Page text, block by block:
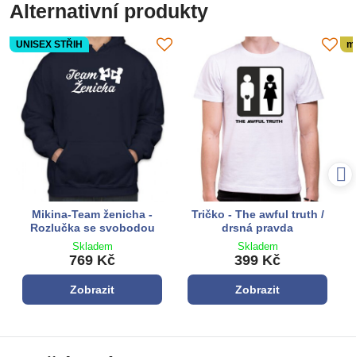
Alternativní produkty
UNISEX STŘIH
Mikina-Team ženicha -
Rozlučka se svobodou
Skladem
769 Kč
Zobrazit
Tričko - The awful truth /
drsná pravda
Skladem
399 Kč
Zobrazit